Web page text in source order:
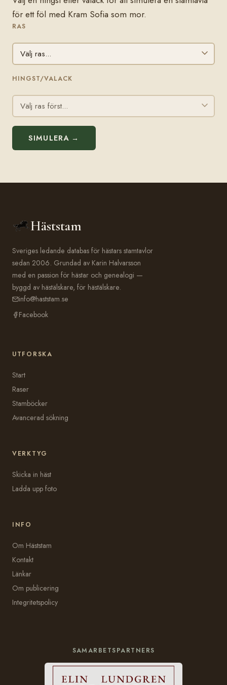
för ett föl med Kram Sofia som mor.
RAS
HINGST/VALACK
SIMULERA →
Häststam
Sveriges ledande databas för hästars stamtavlor
sedan 2006. Grundad av Karin Halvarsson
med en passion för hästar och genealogi —
byggd av hästälskare, för hästälskare.
info@haststam.se
Facebook
UTFORSKA
Start
Raser
Stamböcker
Avancerad sökning
VERKTYG
Skicka in häst
Ladda upp foto
INFO
Om Häststam
Kontakt
Länkar
Om publicering
Integritetspolicy
SAMARBETSPARTNERS